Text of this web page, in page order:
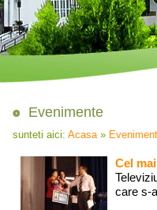
Evenimente
sunteti aici: Acasa»
Cel
care s-